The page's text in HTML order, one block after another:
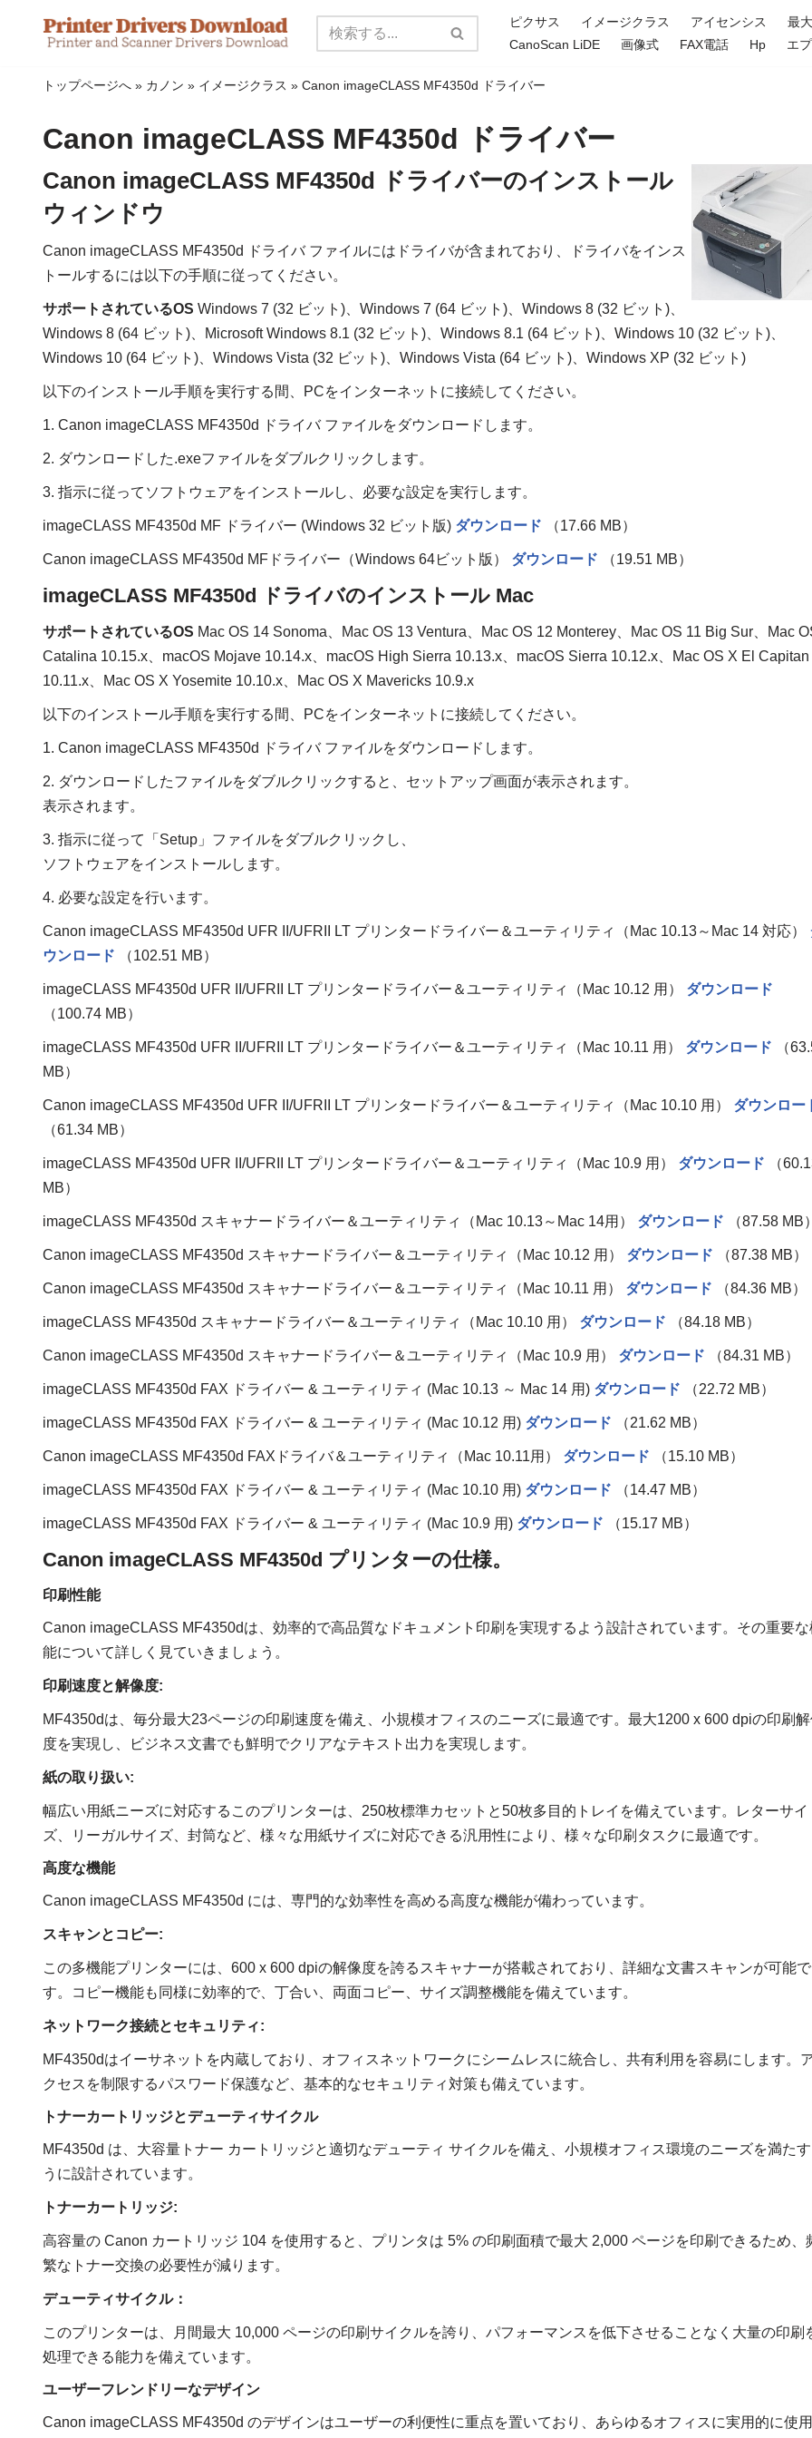
ピクサス イメージクラス アイセンシス
最
CanoScan LiDE
画像式 FAX電話 Hp エ
トップページへ » カノン » イメージクラス » Canon imageCLASS MF4350d ドライバー
Canon imageCLASS MF4350d ドライバー
Canon imageCLASS MF4350d ドライバーのインストール
ウィンドウ
Canon imageCLASS MF4350d ドライバ ファイルにはドライバが含まれており、ドライバをインス
トールするには以下の手順に従ってください。
サポートされているOS Windows 7 (32 ビット)、Windows 7 (64 ビット)、Windows 8 (32 ビット)、
Windows 8 (64 ビット)、Microsoft Windows 8.1 (32 ビット)、Windows 8.1 (64 ビット)、Windows 10 (32 ビット)、
Windows 10 (64 ビット)、Windows Vista (32 ビット)、Windows Vista (64 ビット)、Windows XP (32 ビット)
以下のインストール手順を実行する間、PCをインターネットに接続してください。
1. Canon imageCLASS MF4350d ドライバ ファイルをダウンロードします。
2. ダウンロードした.exeファイルをダブルクリックします。
3. 指示に従ってソフトウェアをインストールし、必要な設定を実行します。
imageCLASS MF4350d MF ドライバー (Windows 32 ビット版) ダウンロード （17.66 MB）
Canon imageCLASS MF4350d MFドライバー（Windows 64ビット版） ダウンロード （19.51 MB）
imageCLASS MF4350d ドライバのインストール Mac
サポートされているOS Mac OS 14 Sonoma、Mac OS 13 Ventura、Mac OS 12 Monterey、Mac OS 11 Big Sur、Mac
Catalina 10.15.x、macOS Mojave 10.14.x、macOS High Sierra 10.13.x、macOS Sierra 10.12.x、Mac OS X El Capitan
10.11.x、Mac OS X Yosemite 10.10.x、Mac OS X Mavericks 10.9.x
以下のインストール手順を実行する間、PCをインターネットに接続してください。
1. Canon imageCLASS MF4350d ドライバ ファイルをダウンロードします。
2. ダウンロードしたファイルをダブルクリックすると、セットアップ画面が表示されます。
表示されます。
3. 指示に従って「Setup」ファイルをダブルクリックし、
ソフトウェアをインストールします。
4. 必要な設定を行います。
Canon imageCLASS MF4350d UFR II/UFRII LT プリンタードライバー＆ユーティリティ（Mac 10.13～Mac 14 対応）
ウンロード
（102.51 MB）
imageCLASS MF4350d UFR II/UFRII LT プリンタードライバー＆ユーティリティ（Mac 10.12 用） ダウンロード
（100.74 MB）
imageCLASS MF4350d UFR II/UFRII LT プリンタードライバー＆ユーティリティ（Mac 10.11 用） ダウンロード
（
MB）
Canon imageCLASS MF4350d UFR II/UFRII LT プリンタードライバー＆ユーティリティ（Mac 10.10 用） ダウンロー
（61.34 MB）
imageCLASS MF4350d UFR II/UFRII LT プリンタードライバー＆ユーティリティ（Mac 10.9 用） ダウンロード
（
MB）
imageCLASS MF4350d スキャナードライバー＆ユーティリティ（Mac 10.13～Mac 14用） ダウンロード （87.58 MB
Canon imageCLASS MF4350d スキャナードライバー＆ユーティリティ（Mac 10.12 用） ダウンロード （87.38 MB）
Canon imageCLASS MF4350d スキャナードライバー＆ユーティリティ（Mac 10.11 用） ダウンロード （84.36 MB）
imageCLASS MF4350d スキャナードライバー＆ユーティリティ（Mac 10.10 用） ダウンロード （84.18 MB）
Canon imageCLASS MF4350d スキャナードライバー＆ユーティリティ（Mac 10.9 用） ダウンロード （84.31 MB）
imageCLASS MF4350d FAX ドライバー & ユーティリティ (Mac 10.13 ～ Mac 14 用) ダウンロード （22.72 MB）
imageCLASS MF4350d FAX ドライバー & ユーティリティ (Mac 10.12 用) ダウンロード （21.62 MB）
Canon imageCLASS MF4350d FAXドライバ＆ユーティリティ（Mac 10.11用） ダウンロード （15.10 MB）
imageCLASS MF4350d FAX ドライバー & ユーティリティ (Mac 10.10 用) ダウンロード （14.47 MB）
imageCLASS MF4350d FAX ドライバー & ユーティリティ (Mac 10.9 用) ダウンロード （15.17 MB）
Canon imageCLASS MF4350d プリンターの仕様。
印刷性能
Canon imageCLASS MF4350dは、効率的で高品質なドキュメント印刷を実現するよう設計されています。その重要な
能について詳しく見ていきましょう。
印刷速度と解像度:
MF4350dは、毎分最大23ページの印刷速度を備え、小規模オフィスのニーズに最適です。最大1200 x 600 dpiの印刷
度を実現し、ビジネス文書でも鮮明でクリアなテキスト出力を実現します。
紙の取り扱い:
幅広い用紙ニーズに対応するこのプリンターは、250枚標準カセットと50枚多目的トレイを備えています。レターサイ
ズ、リーガルサイズ、封筒など、様々な用紙サイズに対応できる汎用性により、様々な印刷タスクに最適です。
高度な機能
Canon imageCLASS MF4350d には、専門的な効率性を高める高度な機能が備わっています。
スキャンとコピー:
この多機能プリンターには、600 x 600 dpiの解像度を誇るスキャナーが搭載されており、詳細な文書スキャンが可能で
す。コピー機能も同様に効率的で、丁合い、両面コピー、サイズ調整機能を備えています。
ネットワーク接続とセキュリティ:
MF4350dはイーサネットを内蔵しており、オフィスネットワークにシームレスに統合し、共有利用を容易にします。
クセスを制限するパスワード保護など、基本的なセキュリティ対策も備えています。
トナーカートリッジとデューティサイクル
MF4350d は、大容量トナー カートリッジと適切なデューティ サイクルを備え、小規模オフィス環境のニーズを満た
うに設計されています。
トナーカートリッジ:
高容量の Canon カートリッジ 104 を使用すると、プリンタは 5% の印刷面積で最大 2,000 ページを印刷できるため、
繁なトナー交換の必要性が減ります。
デューティサイクル：
このプリンターは、月間最大 10,000 ページの印刷サイクルを誇り、パフォーマンスを低下させることなく大量の印刷
処理できる能力を備えています。
ユーザーフレンドリーなデザイン
Canon imageCLASS MF4350d のデザインはユーザーの利便性に重点を置いており、あらゆるオフィスに実用的に使